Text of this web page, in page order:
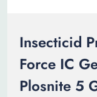
Insecticid
Force IC
Plosnite 5